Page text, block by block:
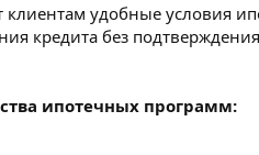
клиентам удобные условия
кредита без
ипотечных программ: